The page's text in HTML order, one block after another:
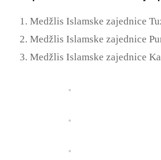
Medžlis Islamske zajednice
Medžlis Islamske zajednice
Medžlis Islamske zajednice